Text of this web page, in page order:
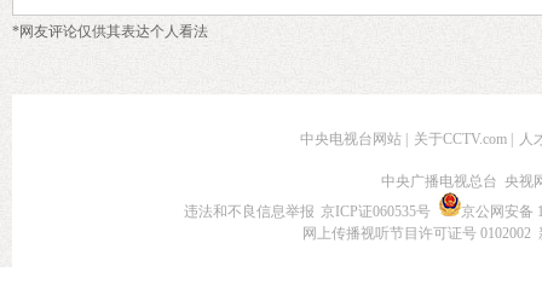
*网友评论仅供其表达个人看法
中央电视台网站 关于CCTV.com 人
中央广播电视总台 央视
违法和不良信息举报 京ICP证060535号
京公网安备
网上传播视听节目许可证号 0102002